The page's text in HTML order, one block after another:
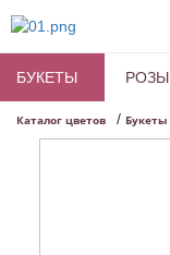
БУКЕТЫ РОЗЫ
Каталог цветов / Букеты